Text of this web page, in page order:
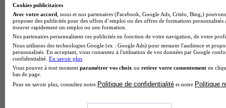
BTS Sp3s en alternance
Master CCA en alternance
BTS Ndrc en alternance
BTS Sam en alternance
Cap Fleuriste en alternance
BTS Sio en alternance
MSc Marketing Digital en alternance
BTS Gpme en alternance
Cap Electricien en alternance
BTS Gpn en alternance
BAC Pro Agora en alternance
Cookies publicitaires
Avec votre accord , nous et nos partenaires (Facebook, Google Ads, Critéo, Bing,)
proposer des publicités pour des offres d’emploi ou des offres de formations
trouver rapidement un emploi ou une formation.
Nos partenaires personnalisent ces publicités en fonction de votre navigation, de votre
Nous utilisons des technologies Google (ex : Google Ads) pour mesurer l'audience et
personnalisés. En acceptant, vous consentez à l'utilisation de vos données par Google
confidentialité. En savoir plus
Vous pouvez à tout moment paramétrer vos choix ou retirer votre consentement en
bas de page.
Pour en savoir plus, consultez notre Politique de confidentialité et notre Politique